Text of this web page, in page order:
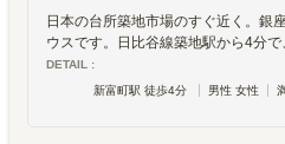
日本の台所築地市場のすぐ近く。銀
ウスです。日比谷線築地駅から4分で
DETAIL :
新富町駅 徒歩4分
男性 女性